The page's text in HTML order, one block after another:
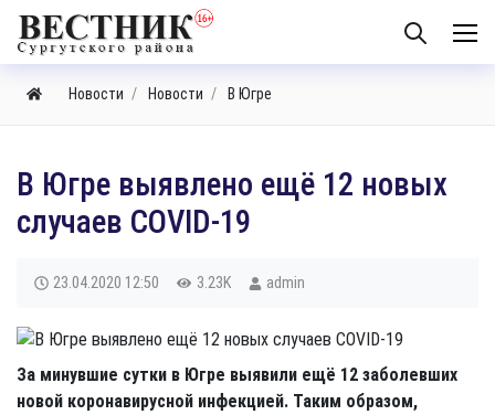
Новости Новости В Югре
В Югре выявлено ещё 12 новых
случаев COVID-19
23.04.2020 12:50 3.23K admin
За минувшие сутки в Югре выявили ещё 12 заболевших
новой коронавирусной инфекцией. Таким образом,